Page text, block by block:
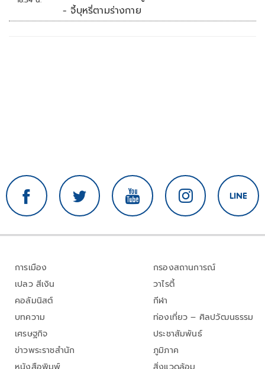
- จี้บุหรี่ตามร่างกาย
การเมือง
เปลว สีเงิน
คอลัมนิสต์
บทความ
เศรษฐกิจ
ข่าวพระราชสำนัก
กรองสถานการณ์
วาไรตี้
กีฬา
ท่องเที่ยว – ศิลปวัฒนธรรม
ประชาสัมพันธ์
ภูมิภาค